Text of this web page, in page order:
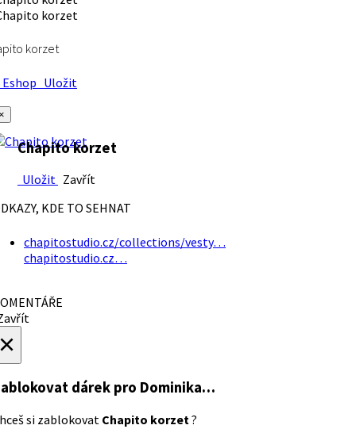
korzet
Uložit
Chapito korzet
Uložit Zavřít
KDE TO SEHNAT
chapitostudio.cz/collections/vesty…
chapitostudio.cz…
dárek pro Dominika…
si zablokovat Chapito korzet?